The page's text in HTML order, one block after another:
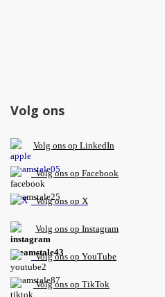
Volg ons
Volg ons op LinkedIn
Volg ons op Facebook
Volg ons op X
Volg ons op Instagram
Volgons op YouTube
Volg ons op TikTok